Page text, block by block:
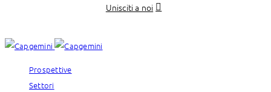
Unisciti a noi
Prospettive
Settori